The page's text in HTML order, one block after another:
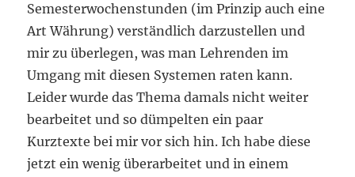
Semesterwochenstunden (im Prinzip auch eine
Art Währung) verständlich darzustellen und
mir zu überlegen, was man Lehrenden im
Umgang mit diesen Systemen raten kann.
Leider wurde das Thema damals nicht weiter
bearbeitet und so dümpelten ein paar
Kurztexte bei mir vor sich hin. Ich habe diese
jetzt ein wenig überarbeitet und in einem